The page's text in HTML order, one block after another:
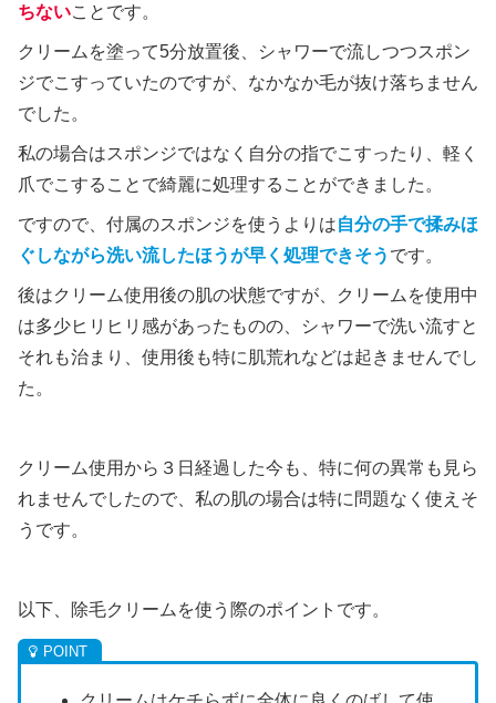
ちないことです。
クリームを塗って5分放置後、シャワーで流しつつスポン
ジでこすっていたのですが、なかなか毛が抜け落ちません
でした。
私の場合はスポンジではなく自分の指でこすったり、軽く
爪でこすることで綺麗に処理することができました。
ですので、付属のスポンジを使うよりは自分の手で揉みほ
ぐしながら洗い流したほうが早く処理できそう です。
後はクリーム使用後の肌の状態ですが、クリームを使用中
は多少ヒリヒリ感があったものの、シャワーで洗い流すと
それも治まり、使用後も特に肌荒れなどは起きませんでし
た。
クリーム使用から３日経過した今も、特に何の異常も見ら
れませんでしたので、私の肌の場合は特に問題なく使えそ
うです。
以下、除毛クリームを使う際のポイントです。